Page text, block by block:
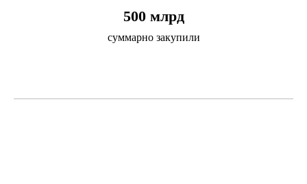
500 млрд
суммарно закупили